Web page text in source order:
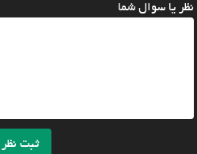
نظر یا سوال شما
ثبت نظر